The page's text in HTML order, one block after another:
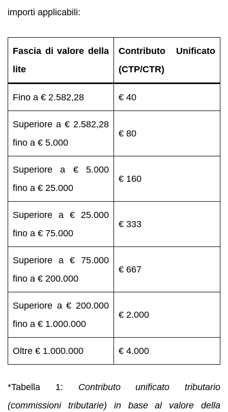
importi applicabili:
Fascia di valore della
lite
Contributo Unificato
(CTP/CTR)
Fino a € 2.582,28 € 40
Superiore a € 2.582,28
fino a € 5.000
€ 80
Superiore a € 5.000
fino a € 25.000
€ 160
Superiore a € 25.000
fino a € 75.000
€ 333
Superiore a € 75.000
fino a € 200.000
€ 667
Superiore a € 200.000
fino a € 1.000.000
€ 2.000
Oltre € 1.000.000 € 4.000
*Tabella 1: Contributo unificato tributario
(commissioni tributarie) in base al valore della